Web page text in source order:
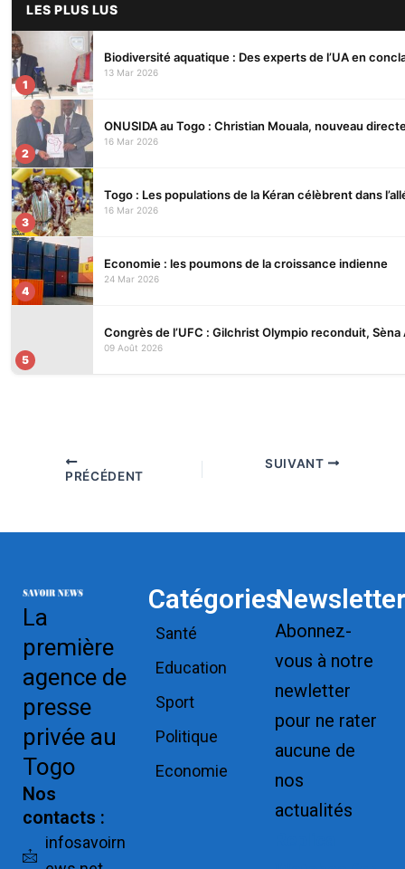
LES PLUS LUS
1
Biodiversité aquatique : Des experts de l’UA en
13 Mar 2026
2
ONUSIDA au Togo : Christian Mouala, nouveau
16 Mar 2026
3
Togo : Les populations de la Kéran célèbrent dans
16 Mar 2026
4
Economie : les poumons de la croissance indienne
24 Mar 2026
5
Congrès de l’UFC : Gilchrist Olympio reconduit,
09 Août 2026
PRÉCÉDENT
SUIVANT
La
première
agence de
presse
privée au
Togo
Nos
contacts :
infosavoirn
Catégories
Santé
Education
Sport
Politique
Economie
Newsletter
Abonnez-
vous à notre
newletter
pour ne rater
aucune de
nos
actualités